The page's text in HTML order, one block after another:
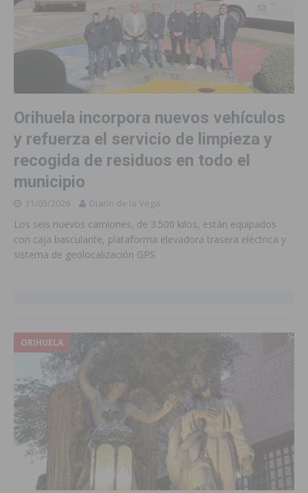
Orihuela incorpora nuevos vehículos
y refuerza el servicio de limpieza y
recogida de residuos en todo el
municipio
31/03/2026 Diario de la Vega
Los seis nuevos camiones, de 3.500 kilos, están equipados
con caja basculante, plataforma elevadora trasera eléctrica y
sistema de geolocalización GPS
ORIHUELA